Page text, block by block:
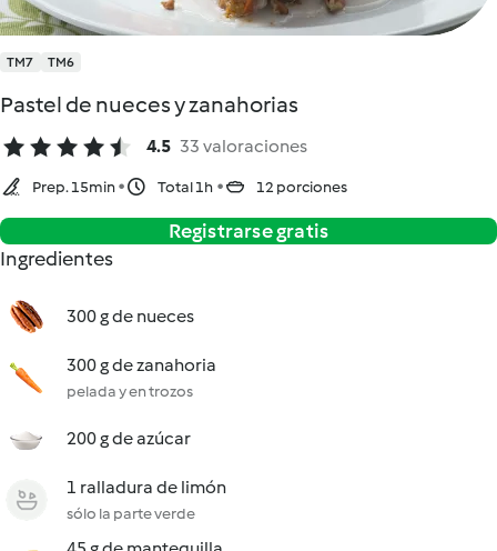
TM7 TM6
Pastel de nueces y zanahorias
4.5 33 valoraciones
Prep. 15min Total 1h 12 porciones
Registrarse gratis
Ingredientes
300 g de nueces
300 g de zanahoria
pelada y en trozos
200 g de azúcar
1 ralladura de limón
sólo la parte verde